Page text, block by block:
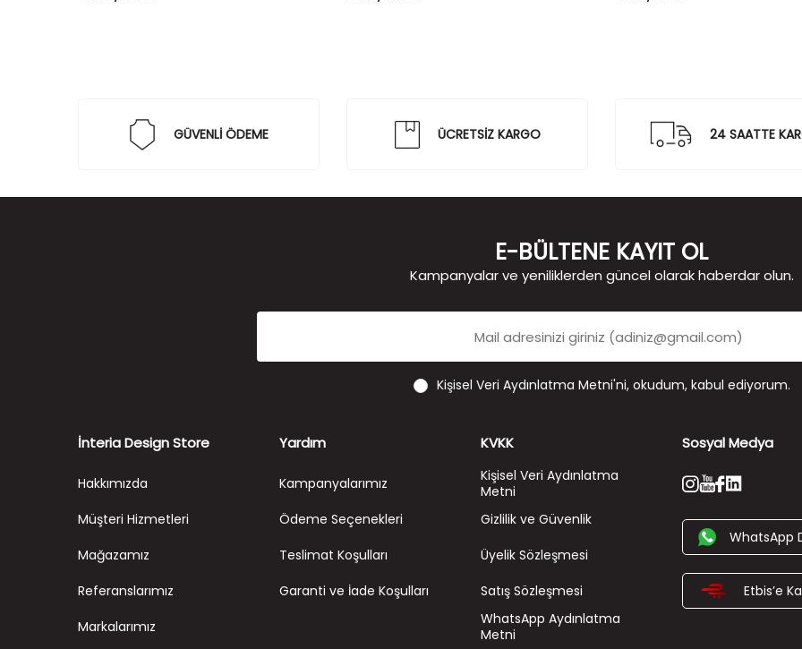
GÜVENLİ ÖDEME ÜCRETSİZ KARGO 24 SAATTE
E-BÜLTENE KAYIT OL
Kampanyalar ve yeniliklerden güncel olarak haberdar olun.
Kişisel Veri Aydınlatma Metni'ni, okudum, kabul ediyorum.
İnteria Design Store
Hakkımızda
Müşteri Hizmetleri
Mağazamız
Referanslarımız
Markalarımız
Yardım
Kampanyalarımız
Ödeme Seçenekleri
Teslimat Koşulları
Garanti ve İade Koşulları
KVKK
Kişisel Veri Aydınlatma
Metni
Gizlilik ve Güvenlik
Üyelik Sözleşmesi
Satış Sözleşmesi
WhatsApp Aydınlatma
Metni
Sosyal Medya
WhatsApp
Etbis’e